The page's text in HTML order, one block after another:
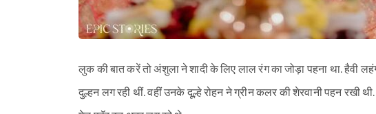
लुक की बात करें तो अंशुला ने शादी के लिए लाल रंग का जोड़ा पहना था. हैवी
दुल्हन लग रही थीं. वहीं उनके दूल्हे रोहन ने ग्रीन कलर की शेरवानी पहन रखी